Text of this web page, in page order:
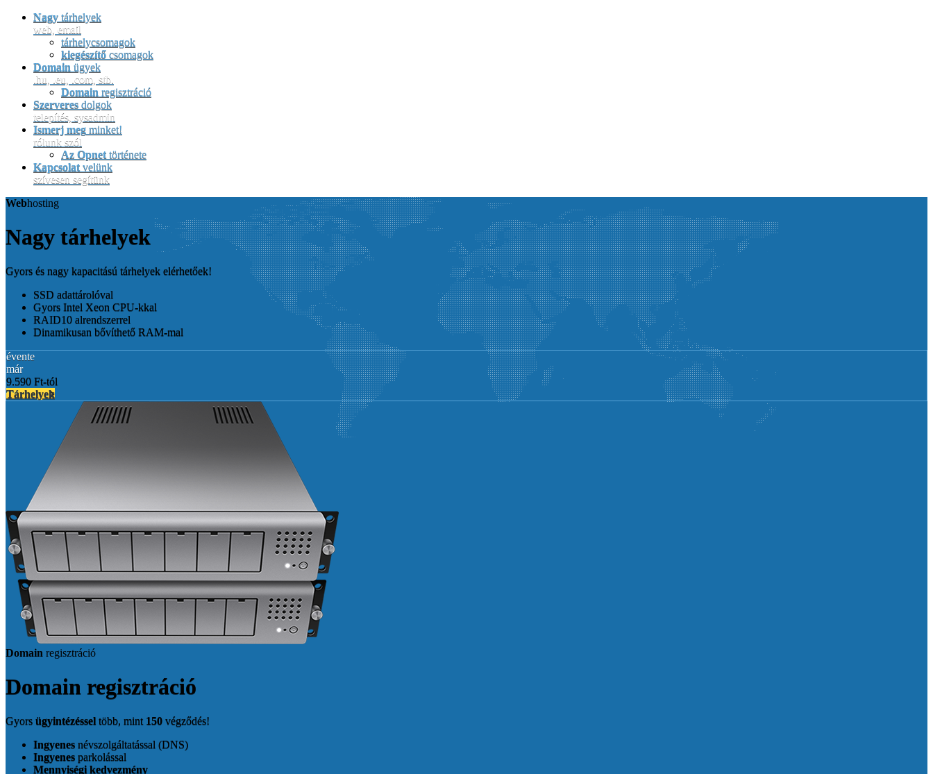
Nagy tárhelyek
web, email
tárhelycsomagok
kiegészítő csomagok
Domain ügyek
.hu, .eu, .com, stb.
Domain regisztráció
Szerveres dolgok
telepítés, sysadmin
Ismerj meg minket!
rólunk szól
Az Opnet története
Kapcsolat velünk
szívesen segítünk
Webhosting
Nagy tárhelyek
Gyors és nagy kapacitású tárhelyek elérhetőek!
SSD adattárolóval
Gyors Intel Xeon CPU-kkal
RAID10 alrendszerrel
Dinamikusan bővíthető RAM-mal
évente
már
9.590 Ft-tól
Tárhelyek
Domain regisztráció
Domain regisztráció
Gyors ügyintézéssel több, mint 150 végződés!
Ingyenes névszolgáltatással (DNS)
Ingyenes parkolással
Mennyiségi kedvezmény